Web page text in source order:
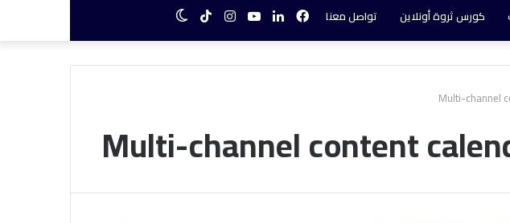
كورس ثروة أونلاين تواصل معنا
المظلم
TikTok
انستقرام يوتيوب لينكدإنفيسبوك
Multi-channel
Multi-channel content